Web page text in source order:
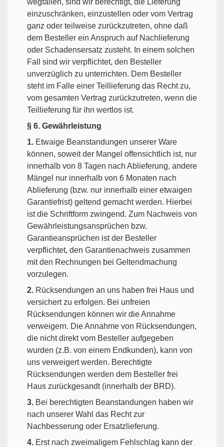
einzuschränken, einzustellen oder vom Vertrag
ganz oder teilweise zurückzutreten, ohne daß
dem Besteller ein Anspruch auf Nachlieferung
oder Schadensersatz zusteht. In einem solchen
Fall sind wir verpflichtet, den Besteller
unverzüglich zu unterrichten. Dem Besteller
steht im Falle einer Teillieferung das Recht zu,
vom gesamten Vertrag zurückzutreten, wenn die
Teillieferung für ihn wertlos ist.
§ 6. Gewährleistung
1. Etwaige Beanstandungen unserer Ware
können, soweit der Mangel offensichtlich ist, nur
innerhalb von 8 Tagen nach Ablieferung, andere
Mängel nur innerhalb von 6 Monaten nach
Ablieferung (bzw. nur innerhalb einer etwaigen
Garantiefrist) geltend gemacht werden. Hierbei
ist die Schriftform zwingend. Zum Nachweis von
Gewährleistungsansprüchen bzw.
Garantieansprüchen ist der Besteller
verpflichtet, den Garantienachweis zusammen
mit den Rechnungen bei Geltendmachung
vorzulegen.
2. Rücksendungen an uns haben frei Haus und
versichert zu erfolgen. Bei unfreien
Rücksendungen können wir die Annahme
verweigern. Die Annahme von Rücksendungen,
die nicht direkt vom Besteller aufgegeben
wurden (z.B. von einem Endkunden), kann von
uns verweigert werden. Berechtigte
Rücksendungen werden dem Besteller frei
Haus zurückgesandt (innerhalb der BRD).
3. Bei berechtigten Beanstandungen haben wir
nach unserer Wahl das Recht zur
Nachbesserung oder Ersatzlieferung.
4. Erst nach zweimaligem Fehlschlag kann der